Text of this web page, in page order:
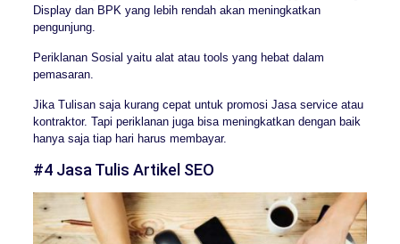
Display dan BPK yang lebih rendah akan meningkatkan
pengunjung.
Periklanan Sosial yaitu alat atau tools yang hebat dalam
pemasaran.
Jika Tulisan saja kurang cepat untuk promosi Jasa service atau
kontraktor. Tapi periklanan juga bisa meningkatkan dengan baik
hanya saja tiap hari harus membayar.
#4 Jasa Tulis Artikel SEO